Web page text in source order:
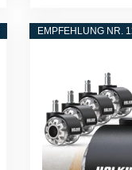
EMPFEHLUNG NR.